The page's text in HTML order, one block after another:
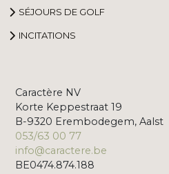
SÉJOURS DE GOLF
INCITATIONS
Caractère NV
Korte Keppestraat 19
B-9320 Erembodegem, Aalst
053/63 00 77
info@caractere.be
BE0474.874.188